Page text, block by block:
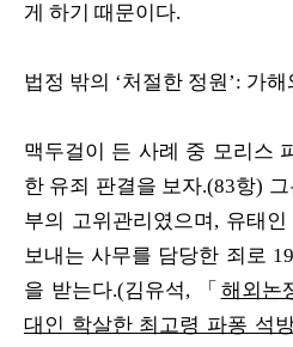
게 하기 때문이다.
법정 밖의 ‘처절한 정원’: 가
맥두걸이 든 사례 중 모리스
한 유죄 판결을 보자.(83항)
부의 고위관리였으며, 유태
보내는 사무를 담당한 죄로
을 받는다.(김유석, 「 해외논
대인 학살한 최고령 파퐁 석